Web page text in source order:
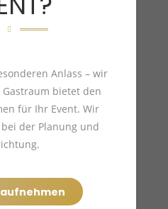
Anlass – wir
Gastraum bietet den
für Ihr Event. Wir
der Planung und